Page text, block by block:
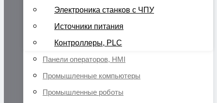
Электроника станков с ЧПУ
Источники питания
Контроллеры, PLC
Панели операторов, HMI
Промышленные компьютеры
Промышленные роботы